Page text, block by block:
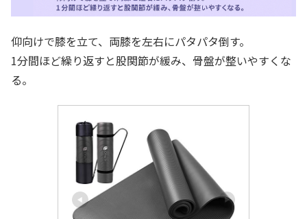
仰向けで膝を立て、両膝を左右にパタパタ倒す。
1分間ほど繰り返すと股関節が緩み、骨盤が整いやすくな
る。